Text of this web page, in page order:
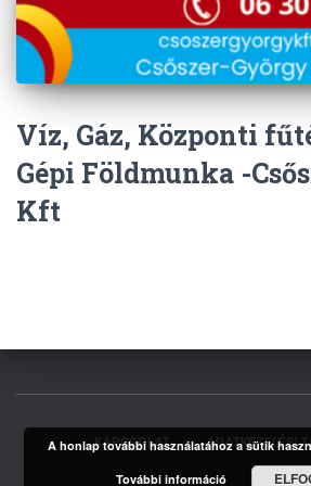
Víz, Gáz, Központi
Gépi Földmunka -
Kft
KAPCSOLAT ADATKEZELÉSI
A honlap további használatához a sütik
További információ